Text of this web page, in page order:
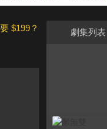
$199？ 劇集列表